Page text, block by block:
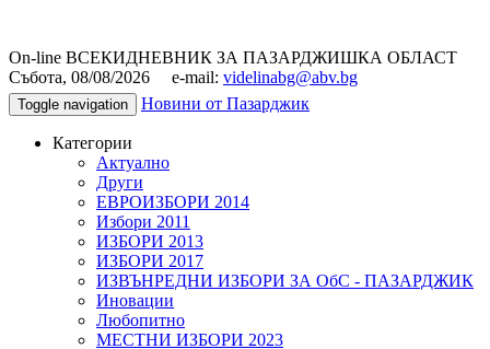
On-line ВСЕКИДНЕВНИК ЗА ПАЗАРДЖИШКА ОБЛАСТ
Събота, 08/08/2026 e-mail: videlinabg@abv.bg
Toggle navigation Новини от Пазарджик
Категории
Актуално
Други
ЕВРОИЗБОРИ 2014
Избори 2011
ИЗБОРИ 2013
ИЗБОРИ 2017
ИЗВЪНРЕДНИ ИЗБОРИ ЗА ОбС - ПАЗАРДЖИК
Иновации
Любопитно
МЕСТНИ ИЗБОРИ 2023